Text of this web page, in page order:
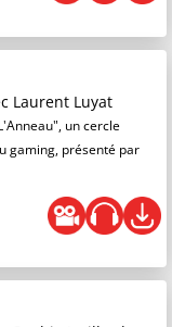
Laurent Luyat
un cercle
gaming, présenté par